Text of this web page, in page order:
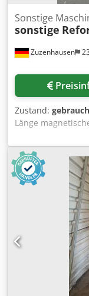
Zuzenhausen
Sonstige
sonstige
Zustand:
Länge
kW Magnetischer
Nachschleifen
Wasserreinigung